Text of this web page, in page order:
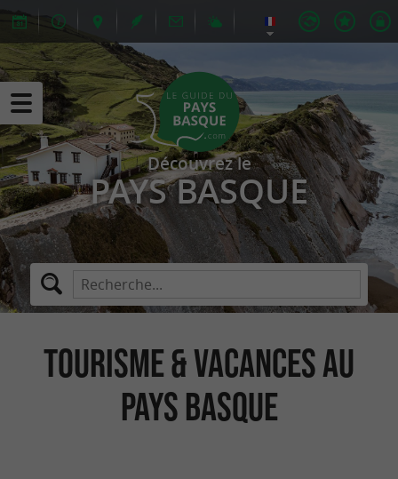
Découvrez le
PAYS BASQUE
Tourisme & Vacances au
Pays Basque